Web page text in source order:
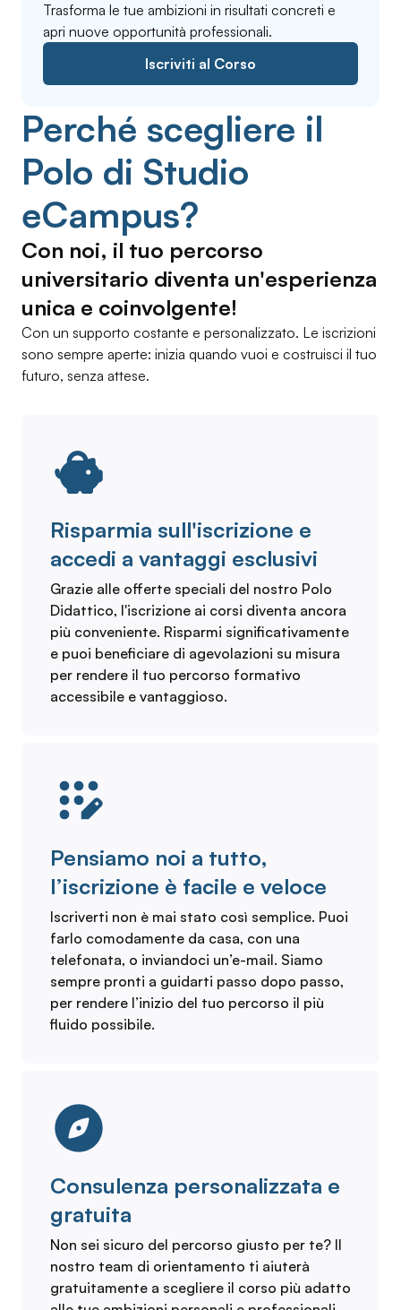
Trasforma le tue ambizioni in risultati concreti e
apri nuove opportunità professionali.
Iscriviti al Corso
Perché scegliere il
Polo di Studio
eCampus?
Con noi, il tuo percorso
universitario diventa un'esperienza
unica e coinvolgente!
Con un supporto costante e personalizzato. Le iscrizioni
sono sempre aperte: inizia quando vuoi e costruisci il tuo
futuro, senza attese.
Risparmia sull'iscrizione e
accedi a vantaggi esclusivi
Grazie alle offerte speciali del nostro Polo
Didattico, l'iscrizione ai corsi diventa ancora
più conveniente. Risparmi significativamente
e puoi beneficiare di agevolazioni su misura
per rendere il tuo percorso formativo
accessibile e vantaggioso.
Pensiamo noi a tutto,
l’iscrizione è facile e veloce
Iscriverti non è mai stato così semplice. Puoi
farlo comodamente da casa, con una
telefonata, o inviandoci un’e-mail. Siamo
sempre pronti a guidarti passo dopo passo,
per rendere l’inizio del tuo percorso il più
fluido possibile.
Consulenza personalizzata e
gratuita
Non sei sicuro del percorso giusto per te? Il
nostro team di orientamento ti aiuterà
gratuitamente a scegliere il corso più adatto